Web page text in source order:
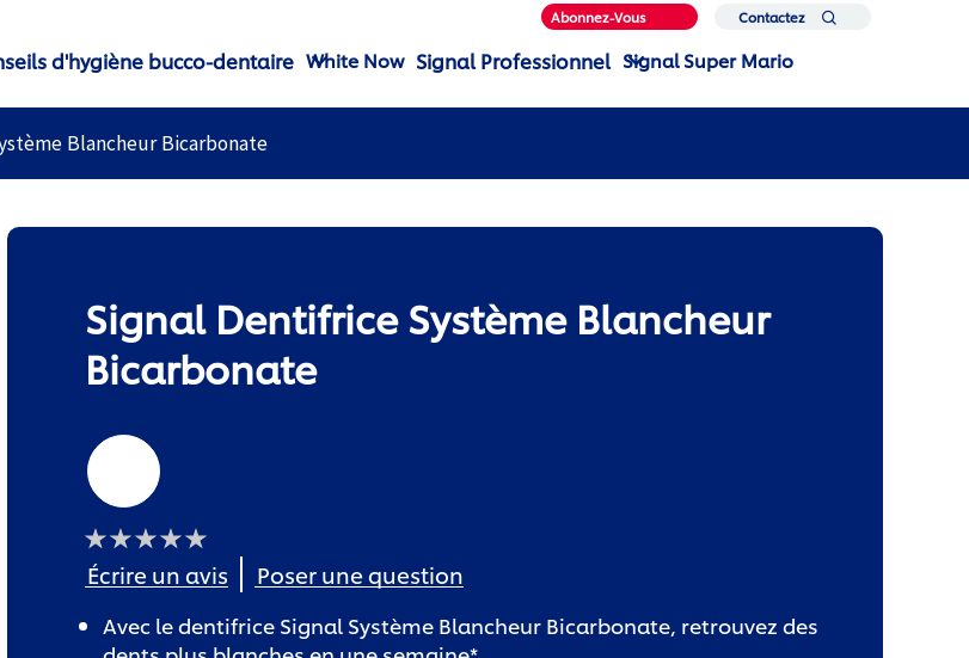
Abonnez-Vous
Contactez
d'hygiène bucco-dentaire White Now Signal Professionnel Signal Super Mario
Blancheur Bicarbonate
Signal Dentifrice Système Blancheur
Bicarbonate
évaluation
soumise
ce
product
Écrire un avis Poser une question
Avec le dentifrice Signal Système Blancheur Bicarbonate, retrouvez des